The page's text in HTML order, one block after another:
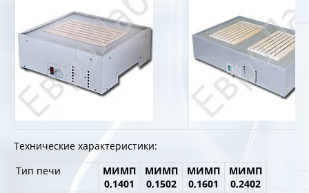
Технические характеристики:
Тип печи
МИМП
0,1401
МИМП
0,1502
МИМП
0,1601
МИМП
0,2402